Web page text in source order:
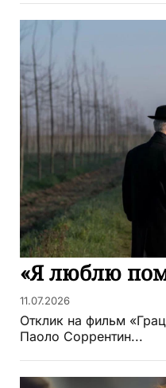
«Я люблю
11.07.2026
Отклик на фильм
Паоло Соррентин...